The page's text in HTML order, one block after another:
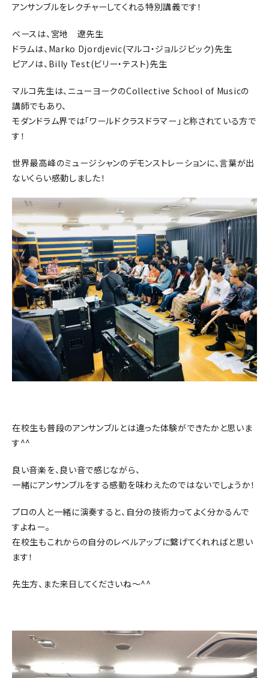
アンサンブルをレクチャーしてくれる特別講義です！
ベースは、宮地 遼先生
ドラムは、Marko Djordjevic(マルコ・ジョルジビック)先生
ピアノは、Billy Test(ビリー・テスト)先生
マルコ先生は、ニューヨークのCollective School of Musicの
講師でもあり、
モダンドラム界では「ワールドクラスドラマー」と称されている方で
す！
世界最高峰のミュージシャンのデモンストレーションに、言葉が出
ないくらい感動しました！
在校生も普段のアンサンブルとは違った体験ができたかと思いま
す^^
良い音楽を、良い音で感じながら、
一緒にアンサンブルをする感動を味わえたのではないでしょうか！
プロの人と一緒に演奏すると、自分の技術力ってよく分かるんで
すよねー。
在校生もこれからの自分のレベルアップに繋げてくれればと思い
ます！
先生方、また来日してくださいね～^^